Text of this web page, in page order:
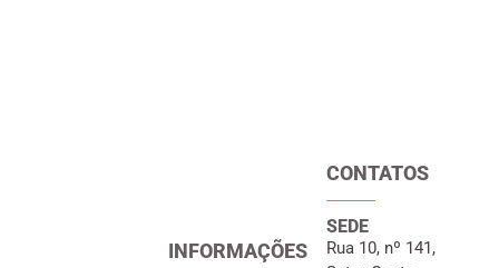
INFORMAÇÕES
CONTATOS
SEDE
Rua 10, nº 141,